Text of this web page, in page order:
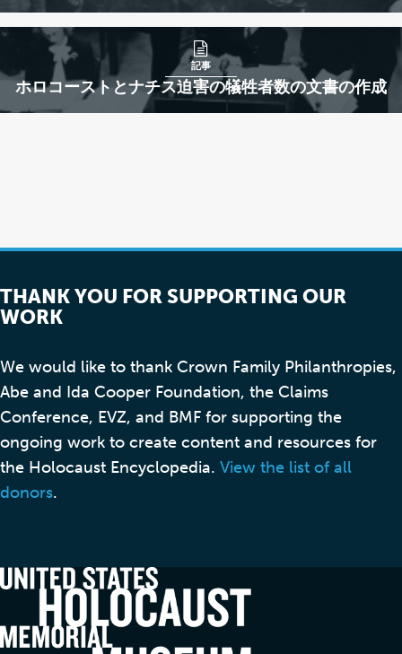
ホロコーストとナチス迫害の犠牲者数の文書の作成
記事
THANK YOU FOR SUPPORTING OUR
WORK
We would like to thank Crown Family Philanthropies,
Abe and Ida Cooper Foundation, the Claims
Conference, EVZ, and BMF for supporting the
ongoing work to create content and resources for
the Holocaust Encyclopedia. View the list of all
donors.